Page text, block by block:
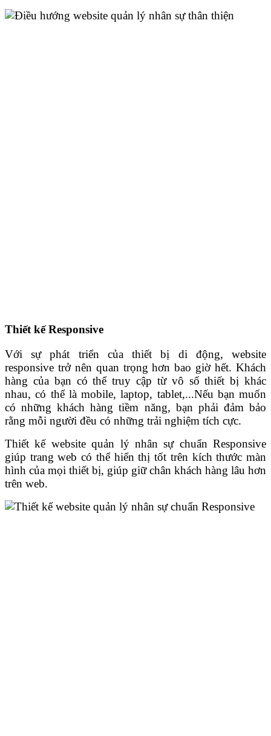
Thiết kế Responsive
Với sự phát triển của thiết bị di động, website
responsive trở nên quan trọng hơn bao giờ hết. Khách
hàng của bạn có thể truy cập từ vô số thiết bị khác
nhau, có thể là mobile, laptop, tablet,...Nếu bạn muốn
có những khách hàng tiềm năng, bạn phải đảm bảo
rằng mỗi người đều có những trải nghiệm tích cực.
Thiết kế website quản lý nhân sự chuẩn Responsive
giúp trang web có thể hiển thị tốt trên kích thước màn
hình của mọi thiết bị, giúp giữ chân khách hàng lâu hơn
trên web.